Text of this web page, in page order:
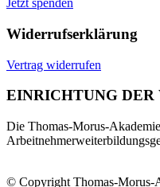
Jetzt spenden
Widerrufserklärung
Vertrag widerrufen
EINRICHTUNG
Die Thomas-Morus-
© Copyright Thomas-Morus-